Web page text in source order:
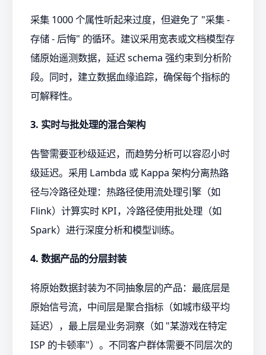
采集 1000 个属性听起来过度，但避免了 "采集 -
存储 - 后悔" 的循环。建议采用宽表或文档模型存
储原始遥测数据，延迟 schema 强约束到分析阶
段。同时，建立数据血缘追踪，确保每个指标的
可解释性。
3. 实时与批处理的混合架构
告警需要亚秒级延迟，而趋势分析可以容忍小时
级延迟。采用 Lambda 或 Kappa 架构分离热路
径与冷路径处理：热路径使用流处理引擎（如
Flink）计算实时 KPI，冷路径使用批处理（如
Spark）进行深度分析和模型训练。
4. 数据产品的分层封装
将原始数据封装为不同抽象层的产品：最底层是
原始信号流，中间层是聚合指标（如城市级平均
延迟），最上层是业务洞察（如 "某游戏在特定
ISP 的卡顿率"）。不同客户群体需要不同层次的